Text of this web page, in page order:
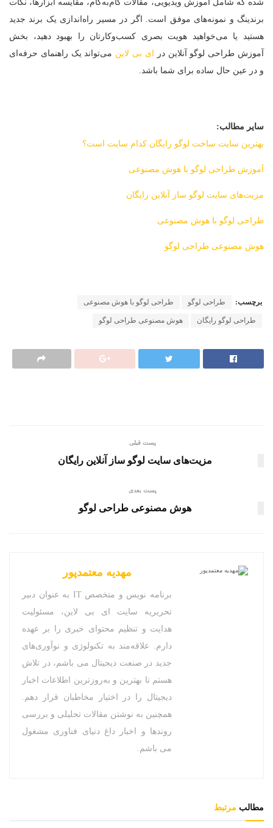
شده که شامل آموزش ویدیویی، مقالات گام‌به‌گام، مقایسه ابزارها، نکات
برندینگ و نمونه‌های موفق است. اگر در مسیر راه‌اندازی یک برند جدید
هستید یا می‌خواهید هویت بصری کسب‌وکارتان را بهبود دهید، بخش
آموزش طراحی لوگو آنلاین در
ای‌ بی‌ لاین می‌تواند یک راهنمای حرفه‌ای
و در عین حال ساده برای شما باشد.
سایر مطالب:
بهترین سایت ساخت لوگو رایگان کدام سایت است؟
آموزش طراحی لوگو با هوش مصنوعی
مزیت‌های سایت لوگو ساز آنلاین رایگان
طراحی لوگو با هوش مصنوعی
هوش مصنوعی طراحی لوگو
برچسب: طراحی لوگو طراحی لوگو با هوش مصنوعی
طراحی لوگو رایگان هوش مصنوعی طراحی لوگو
پست قبلی
مزیت‌های سایت لوگو ساز آنلاین رایگان
پست بعدی
هوش مصنوعی طراحی لوگو
مهدیه معتمدپور
برنامه نویس و متخصص IT به عنوان دبیر
تحریریه سایت ای بی لاین، مسئولیت
هدایت و تنظیم محتوای خبری را بر عهده
دارم. علاقه‌مند به تکنولوژی و نوآوری‌های
جدید در صنعت دیجیتال می باشم، در تلاش
هستم تا بهترین و به‌روزترین اطلاعات اخبار
دیجیتال را در اختیار مخاطبان قرار دهم.
همچنین به نوشتن مقالات تحلیلی و بررسی
روندها و اخبار داغ دنیای فناوری مشغول
می باشم.
مطالب مرتبط